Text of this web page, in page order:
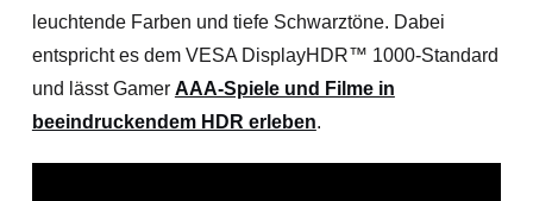
leuchtende Farben und tiefe Schwarztöne. Dabei
entspricht es dem VESA DisplayHDR™ 1000-Standard
und lässt Gamer AAA-Spiele und Filme in
beeindruckendem HDR erleben.